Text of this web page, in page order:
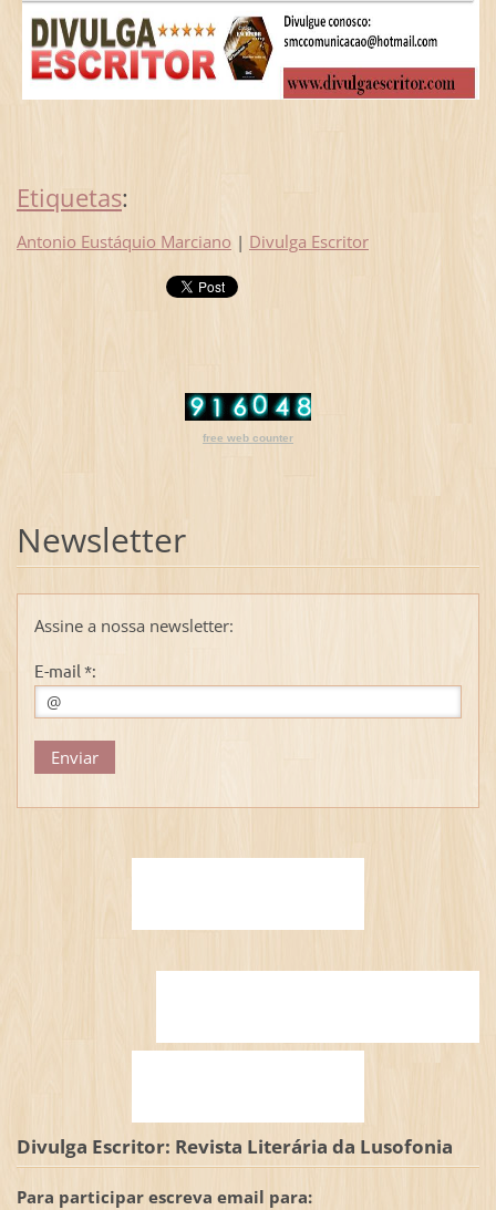
Etiquetas:
Antonio Eustáquio Marciano | Divulga Escritor
free web counter
Newsletter
Assine a nossa newsletter:
E-mail *:
Divulga Escritor: Revista Literária da Lusofonia
Para participar escreva email para: